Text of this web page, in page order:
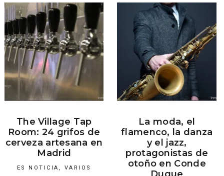
The Village Tap
Room: 24 grifos de
cerveza artesana en
Madrid
ES NOTICIA , VARIOS
La moda, el
flamenco, la danza
y el jazz,
protagonistas de
otoño en Conde